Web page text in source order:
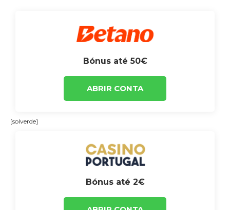
Bónus até 50€
ABRIR CONTA
[solverde]
Bónus até 2€